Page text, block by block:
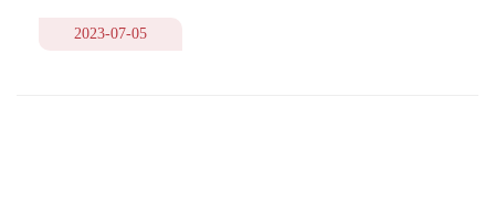
2023-07-05